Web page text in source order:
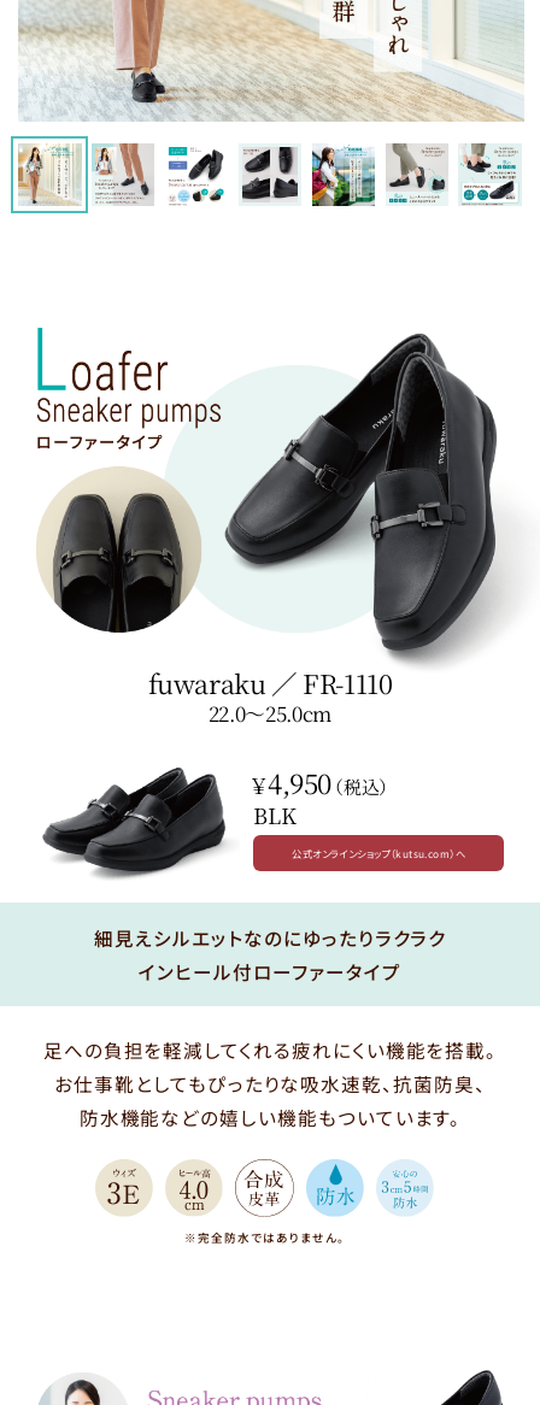
fuwaraku ／FR-1110
22.0〜25.0cm
￥4,950（税込）
BLK
公式オンラインショップ（kutsu.com）へ
細見えシルエットなのにゆったりラクラク
インヒール付ローファータイプ
足への負担を軽減してくれる疲れにくい機能を搭載。
お仕事靴としてもぴったりな吸水速乾、抗菌防臭、
防水機能などの嬉しい機能もついています。
※完全防水ではありません。